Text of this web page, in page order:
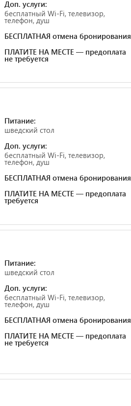
Доп. услуги:
бесплатный Wi-Fi, телевизор,
телефон, душ
БЕСПЛАТНАЯ отмена бронирования
ПЛАТИТЕ НА МЕСТЕ — предоплата
не требуется
Питание:
шведский стол
Доп. услуги:
бесплатный Wi-Fi, телевизор,
телефон, душ
БЕСПЛАТНАЯ отмена бронирования
ПЛАТИТЕ НА МЕСТЕ — предоплата
требуется
Питание:
шведский стол
Доп. услуги:
бесплатный Wi-Fi, телевизор,
телефон, душ
БЕСПЛАТНАЯ отмена бронирования
ПЛАТИТЕ НА МЕСТЕ — предоплата
не требуется